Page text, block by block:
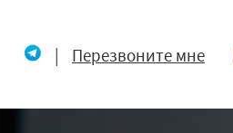
| Перезвоните мне